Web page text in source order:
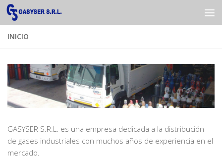
Saltar al contenido
INICIO
GASYSER S.R.L. es una empresa dedicada a la distribución
de gases industriales con muchos años de experiencia en el
mercado.